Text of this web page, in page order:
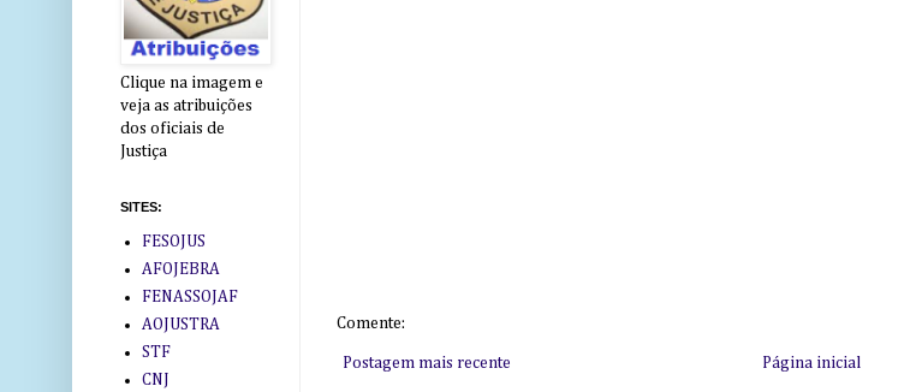
Comente:
Postagem mais recente Página inicial
Clique na imagem e
veja as atribuições
dos oficiais de
Justiça
SITES:
FESOJUS
AFOJEBRA
FENASSOJAF
AOJUSTRA
STF
CNJ